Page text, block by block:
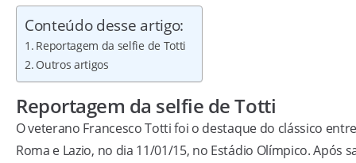
Conteúdo desse artigo:
Reportagem da selfie de Totti
Outros artigos
Reportagem da selfie de Totti
O veterano Francesco Totti foi o destaque do clássico
Roma e Lazio, no dia 11/01/15, no Estádio Olímpico. Após